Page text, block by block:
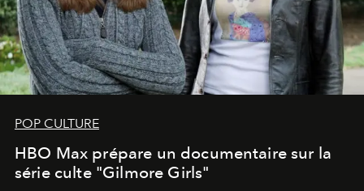
POP CULTURE
HBO Max prépare un documentaire sur la
série culte "Gilmore Girls"